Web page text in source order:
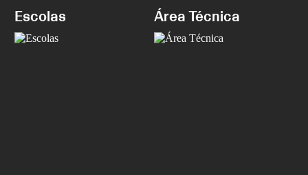
Escolas Área Técnica